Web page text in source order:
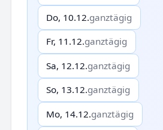
Do, 10.12.ganztägig
Fr, 11.12.ganztägig
Sa, 12.12.ganztägig
So, 13.12.ganztägig
Mo, 14.12.ganztägig